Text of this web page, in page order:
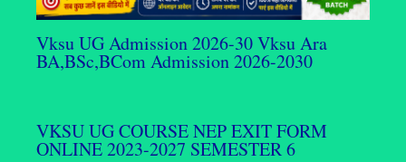
Vksu UG Admission 2026-30 Vksu Ara
BA,BSc,BCom Admission 2026-2030
VKSU UG COURSE NEP EXIT FORM
ONLINE 2023-2027 SEMESTER 6